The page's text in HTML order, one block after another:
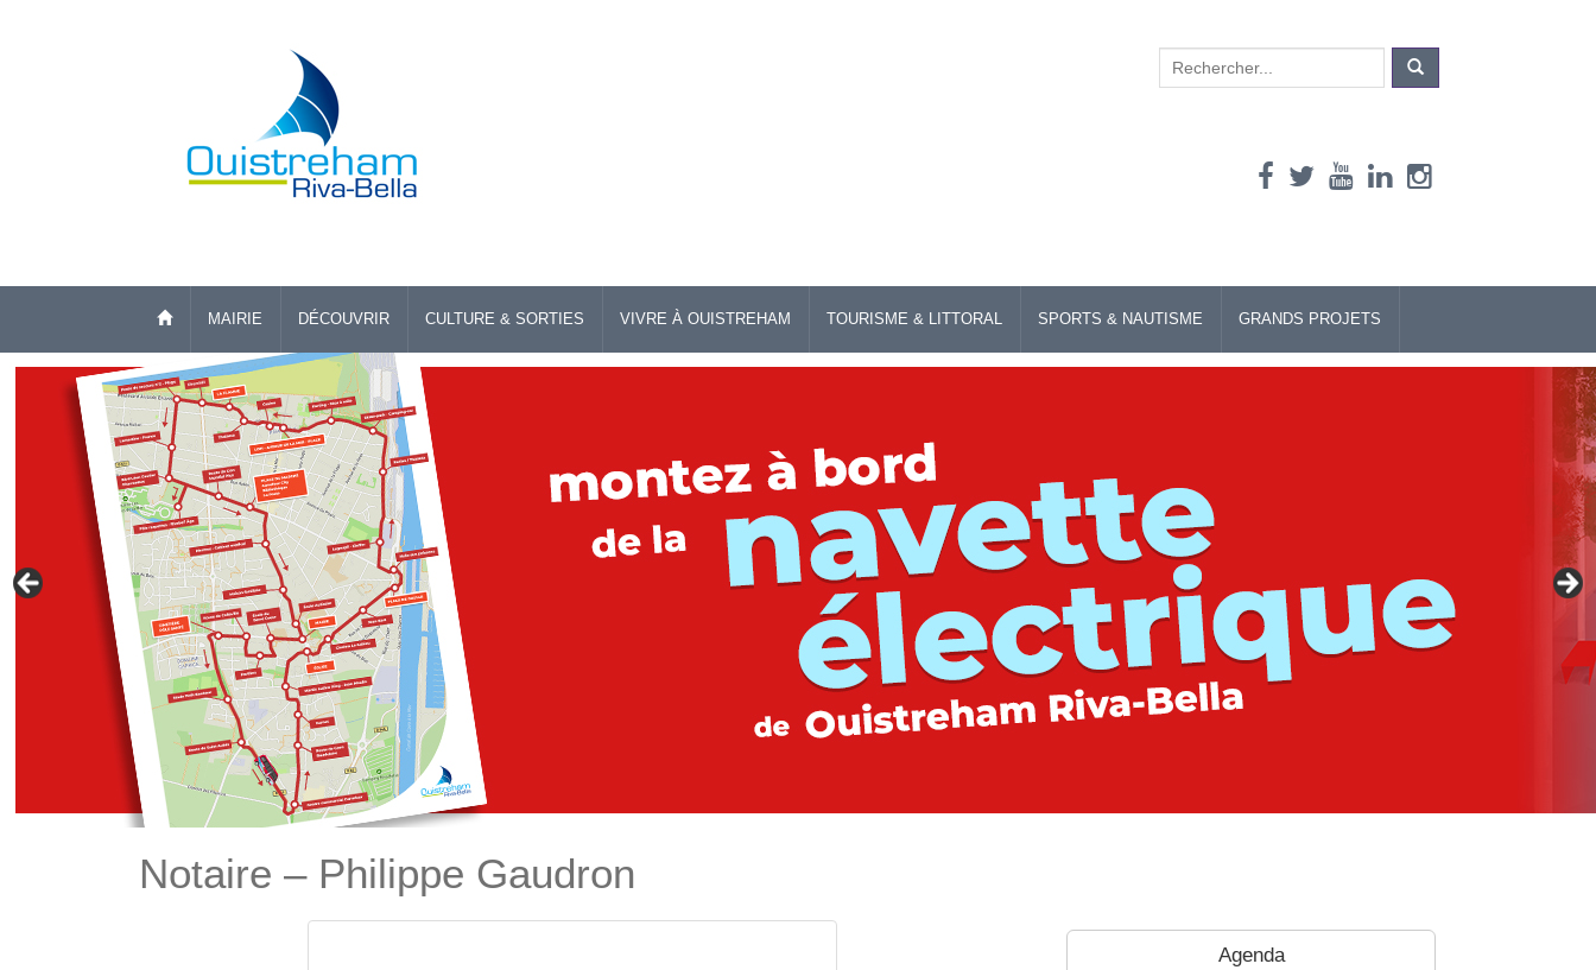
Search
for:
MAIRIE DÉCOUVRIR CULTURE & SORTIES VIVRE À OUISTREHAM TOURISME & LITTORAL SPORTS & NAUTISME GRANDS PROJETS
Notaire – Philippe Gaudron
Agenda